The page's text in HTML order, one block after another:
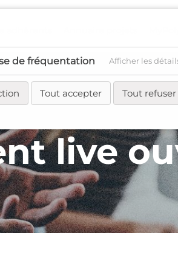
de fréquentation Afficher les
Tout accepter Tout refuser
adhérents
Agenda Actualités
live